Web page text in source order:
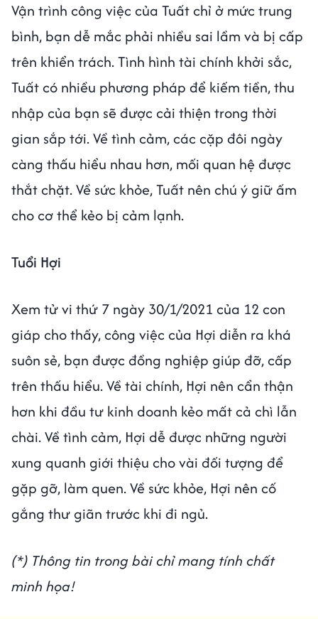
Vận trình công việc của Tuất chỉ ở mức trung
bình, bạn dễ mắc phải nhiều sai lầm và bị cấp
trên khiển trách. Tình hình tài chính khởi sắc,
Tuất có nhiều phương pháp để kiếm tiền, thu
nhập của bạn sẽ được cải thiện trong thời
gian sắp tới. Về tình cảm, các cặp đôi ngày
càng thấu hiểu nhau hơn, mối quan hệ được
thắt chặt. Về sức khỏe, Tuất nên chú ý giữ ấm
cho cơ thể kẻo bị cảm lạnh.
Tuổi Hợi
Xem tử vi thứ 7 ngày 30/1/2021 của 12 con
giáp cho thấy, công việc của Hợi diễn ra khá
suôn sẻ, bạn được đồng nghiệp giúp đỡ, cấp
trên thấu hiểu. Về tài chính, Hợi nên cẩn thận
hơn khi đầu tư kinh doanh kẻo mất cả chì lẫn
chài. Về tình cảm, Hợi dễ được những người
xung quanh giới thiệu cho vài đối tượng để
gặp gỡ, làm quen. Về sức khỏe, Hợi nên cố
gắng thư giãn trước khi đi ngủ.
(*) Thông tin trong bài chỉ mang tính chất
minh họa!